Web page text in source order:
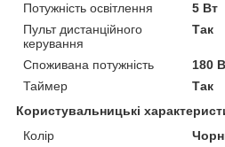
Потужність освітлення
5 Вт
Пульт дистанційного
керування
Так
Споживана потужність
180
Таймер
Так
Користувальницькі
Колір